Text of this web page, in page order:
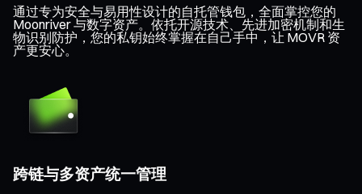
通过专为安全与易用性设计的自托管钱包，全面掌控您的
Moonriver 与数字资产。依托开源技术、先进加密机制和生
物识别防护，您的私钥始终掌握在自己手中，让 MOVR 资
产更安心。
跨链与多资产统一管理